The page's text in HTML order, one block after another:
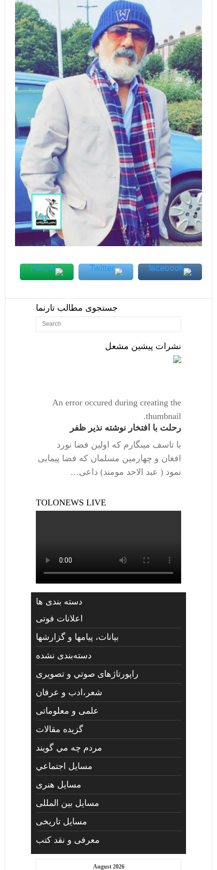
جستجوی مطالب تارنما
نشرات پیشین مشعل
An error occured during creating the
thumbnail.
رحلت با افتخار نوشته نذیر ظفر
با تاسف مینگارم که اولین فضا نورد
افغان و چهارمین مسلمان که فضا پیمایی
نمود ( عبد الاحد مومند) داعی…
TOLONEWS LIVE
دسته بندی ها
اعلانات فوتی
بیانات، پیامها و گزارشها
دسته‌بندی نشده
راپورتاژهای صوتي و تصويری
شعر،ادب و عرفان
علمی و معلوماتی
گزیده مقالات
مردم چه مي گويند
مسايل اجتماعي
مسايل هنری
مسایل بین المللی
مسایل تاریخی
معرفی و نقد کتب
August 2026